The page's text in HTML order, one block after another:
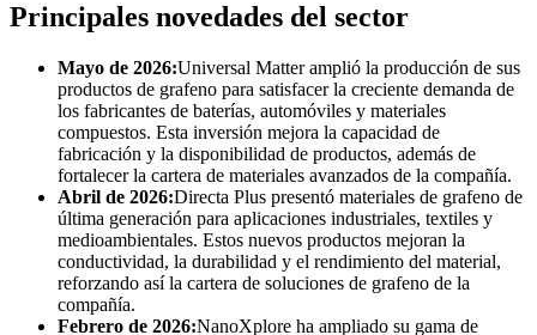
Principales novedades del sector
Mayo de 2026:Universal Matter amplió la producción de sus
productos de grafeno para satisfacer la creciente demanda de
los fabricantes de baterías, automóviles y materiales
compuestos. Esta inversión mejora la capacidad de
fabricación y la disponibilidad de productos, además de
fortalecer la cartera de materiales avanzados de la compañía.
Abril de 2026:Directa Plus presentó materiales de grafeno de
última generación para aplicaciones industriales, textiles y
medioambientales. Estos nuevos productos mejoran la
conductividad, la durabilidad y el rendimiento del material,
reforzando así la cartera de soluciones de grafeno de la
compañía.
Febrero de 2026:NanoXplore ha ampliado su gama de